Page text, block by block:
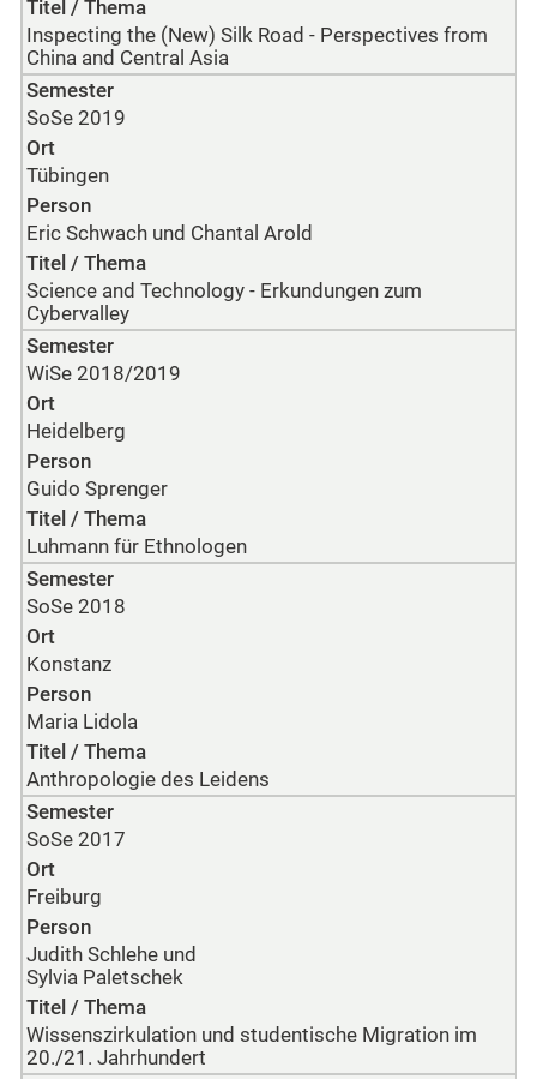
Titel / Thema
Inspecting the (New) Silk Road - Perspectives from
China and Central Asia
Semester
SoSe 2019
Ort
Tübingen
Person
Eric Schwach und Chantal Arold
Titel / Thema
Science and Technology - Erkundungen zum
Cybervalley
Semester
WiSe 2018/2019
Ort
Heidelberg
Person
Guido Sprenger
Titel / Thema
Luhmann für Ethnologen
Semester
SoSe 2018
Ort
Konstanz
Person
Maria Lidola
Titel / Thema
Anthropologie des Leidens
Semester
SoSe 2017
Ort
Freiburg
Person
Judith Schlehe und
Sylvia Paletschek
Titel / Thema
Wissenszirkulation und studentische Migration im
20./21. Jahrhundert